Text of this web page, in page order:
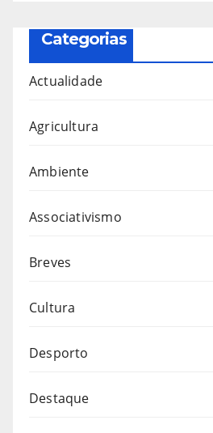
Categorias
Actualidade
Agricultura
Ambiente
Associativismo
Breves
Cultura
Desporto
Destaque